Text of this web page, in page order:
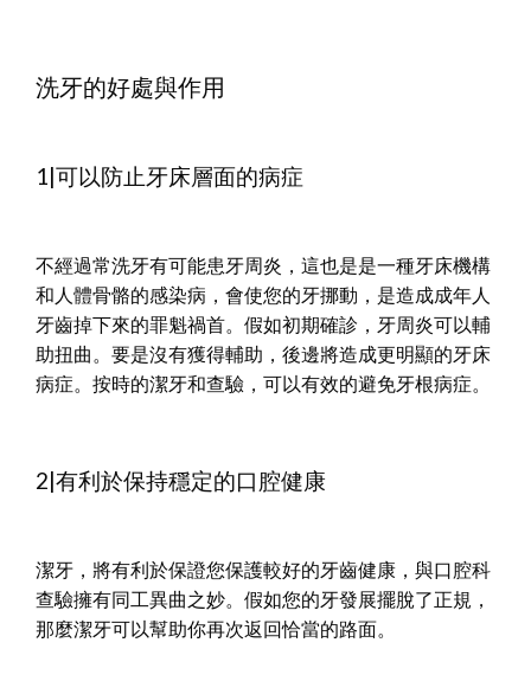
洗牙的好處與作用
1|可以防止牙床層面的病症
不經過常洗牙有可能患牙周炎，這也是是一種牙床機構
和人體骨骼的感染病，會使您的牙挪動，是造成成年人
牙齒掉下來的罪魁禍首。假如初期確診，牙周炎可以輔
助扭曲。要是沒有獲得輔助，後邊將造成更明顯的牙床
病症。按時的潔牙和查驗，可以有效的避免牙根病症。
2|有利於保持穩定的口腔健康
潔牙，將有利於保證您保護較好的牙齒健康，與口腔科
查驗擁有同工異曲之妙。假如您的牙發展擺脫了正規，
那麼潔牙可以幫助你再次返回恰當的路面。